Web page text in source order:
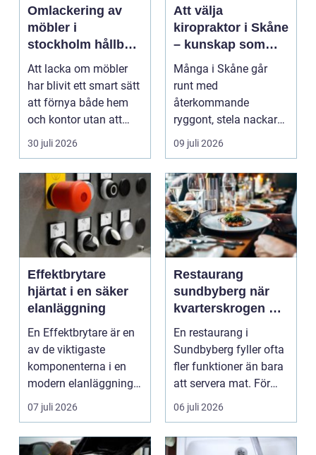
Omlackering av
möbler i
stockholm hållbar
förvandling av
hem och kontor
Att lacka om möbler
har blivit ett smart sätt
att förnya både hem
och kontor utan att
köpa nytt. Mån...
30 juli 2026
Att välja
kiropraktor i Skåne
– kunskap som
hjälper dig att ta
rätt beslut
Många i Skåne går
runt med
återkommande
ryggont, stela nackar
eller diffusa ...
09 juli 2026
Effektbrytare
hjärtat i en säker
elanläggning
En Effektbrytare är en
av de viktigaste
komponenterna i en
modern elanläggning.
Den skyddar
människo...
07 juli 2026
Restaurang
sundbyberg när
kvarterskrogen blir
vardagsrum
En restaurang i
Sundbyberg fyller ofta
fler funktioner än bara
att servera mat. För
många blir den s...
06 juli 2026